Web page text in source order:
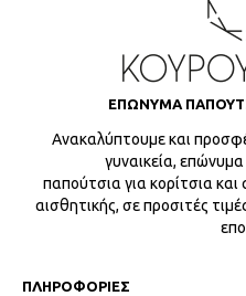
ΕΠΩΝΥΜΑ
Ανακαλύπτουμε και
γυναικεία,
παπούτσια για κορίτσια
αισθητικής, σε προσιτές
ΠΛΗΡΟΦΟΡΙΕΣ